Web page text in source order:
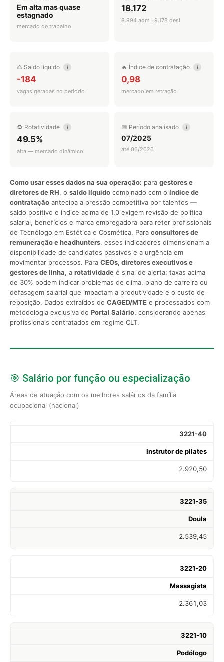
Em alta mas quase
estagnado
mercado de trabalho
18.172
8.994 adm · 9.178 desl
⚖️ Saldo líquido i
-184
vagas geradas no período
🔥 Índice de contratação i
0,98
mercado em retração
🔁 Rotatividade i
49.5%
alta — mercado dinâmico
📅 Período analisado i
07/2025
até 06/2026
Como usar esses dados na sua operação: para gestores e
diretores de RH, o saldo líquido combinado com o índice de
contratação antecipa a pressão competitiva por talentos —
saldo positivo e índice acima de 1,0 exigem revisão de política
salarial, benefícios e marca empregadora para reter profissionais
de Tecnólogo em Estética e Cosmética. Para consultores de
remuneração e headhunters, esses indicadores dimensionam a
disponibilidade de candidatos passivos e a urgência em
movimentar processos. Para CEOs, diretores executivos e
gestores de linha, a rotatividade é sinal de alerta: taxas acima
de 30% podem indicar problemas de clima, plano de carreira ou
defasagem salarial que impactam a produtividade e o custo de
reposição. Dados extraídos do CAGED/MTE e processados com
metodologia exclusiva do Portal Salário, considerando apenas
profissionais contratados em regime CLT.
🎯 Salário por função ou especialização
Áreas de atuação com os melhores salários da família
ocupacional (nacional)
3221-40
Instrutor de pilates
2.920,50
3221-35
Doula
2.539,45
3221-20
Massagista
2.361,03
3221-10
Podólogo